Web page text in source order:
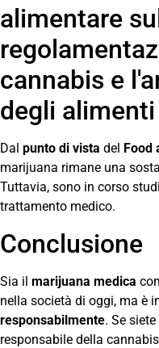
alimentare
cannabis e
degli alimenti
Dal punto di vista del Food
marijuana rimane una
Tuttavia, sono in corso
trattamento medico.
Conclusione
Sia il marijuana medica
nella società di oggi, ma è
responsabilmente. Se
responsabile della